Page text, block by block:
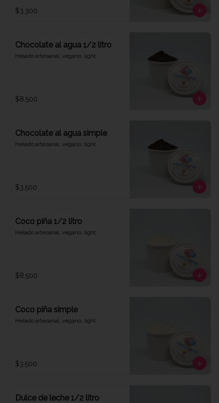
$3.300
Chocolate al agua 1/2 litro
Helado artesanal, vegano, light
$8.500
Chocolate al agua simple
Helado artesanal, vegano, light
$3.500
Coco piña 1/2 litro
Helado artesanal, vegano, light
$8.500
Coco piña simple
Helado artesanal, vegano, light
$3.500
Dulce de leche 1/2 litro